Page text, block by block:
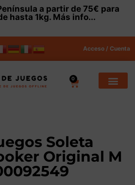
a partir de 75€ para
hasta 1kg. Más info...
Acceso / Cuenta
0
Soleta
Original M